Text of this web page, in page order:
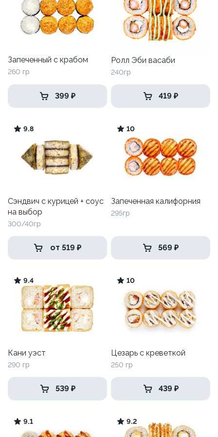
Запеченный с крабом
260 гр
399 ₽
Ролл Эби васаби
240гр
419 ₽
9.8
Сэндвич с курицей + соус
на выбор
300/40гр
от 519 ₽
10
Запеченная калифорния
295гр
569 ₽
9.4
Кани уэст
290 гр
539 ₽
10
Цезарь с креветкой
250 гр
439 ₽
9.1 9.2